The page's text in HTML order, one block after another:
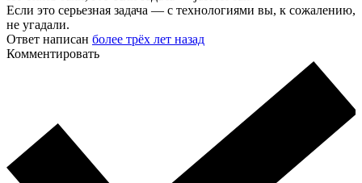
Если это серьезная задача — с технологиями вы, к сожалению,
не угадали.
Ответ написан более трёх лет назад
Комментировать